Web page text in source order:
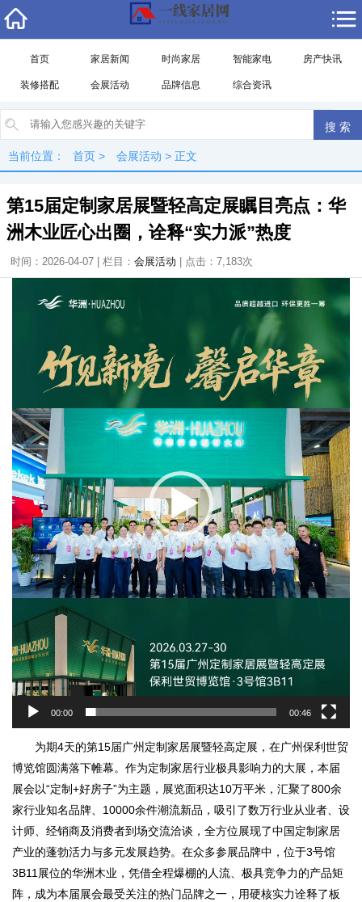
首页 家居新闻 时尚家居 智能家电 房产快讯
装修搭配 会展活动 品牌信息 综合资讯
当前位置： 首页 > 会展活动 > 正文
第15届定制家居展暨轻高定展瞩目亮点：华
洲木业匠心出圈，诠释“实力派”热度​​
时间：2026-04-07 | 栏目： 会展活动 | 点击：7,183次
00:00 00:46
为期4天的第15届广州定制家居展暨轻高定展，在广州保利世贸
博览馆圆满落下帷幕。作为定制家居行业极具影响力的大展，本届
展会以“定制+好房子”为主题，展览面积达10万平米，汇聚了800余
家行业知名品牌、10000余件潮流新品，吸引了数万行业从业者、设
计师、经销商及消费者到场交流洽谈，全方位展现了中国定制家居
产业的蓬勃活力与多元发展趋势。在众多参展品牌中，位于3号馆
3B11展位的华洲木业，凭借全程爆棚的人流、极具竞争力的产品矩
阵，成为本届展会最受关注的热门品牌之一，用硬核实力诠释了板